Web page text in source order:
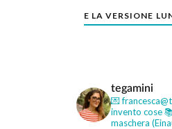
E LA VERSIONE
tegamini
💌
invento cose
maschera